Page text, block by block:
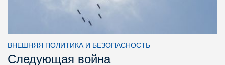
ВНЕШНЯЯ ПОЛИТИКА И БЕЗОПАСНОСТЬ
Следующая война